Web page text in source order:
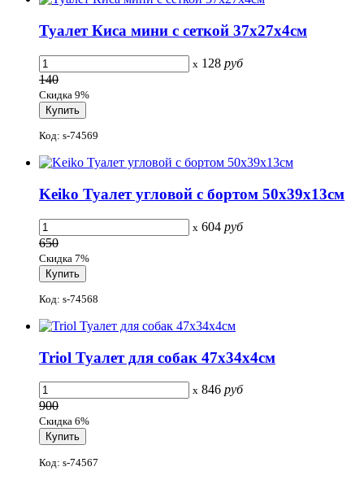
Туалет Киса мини с сеткой 37x27x4см
x 128 руб
140
Скидка 9%
Код: s-74569
Keiko Туалет угловой с бортом 50x39x13см
x 604 руб
650
Скидка 7%
Код: s-74568
Triol Туалет для собак 47x34x4см
x 846 руб
900
Скидка 6%
Код: s-74567